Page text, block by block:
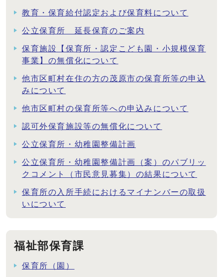
教育・保育給付認定および保育料について
公立保育所 延長保育のご案内
保育施設【保育所・認定こども園・小規模保育
事業】の無償化について
他市区町村在住の方の茂原市の保育所等の申込
みについて
他市区町村の保育所等への申込みについて
認可外保育施設等の無償化について
公立保育所・幼稚園整備計画
公立保育所・幼稚園整備計画（案）のパブリッ
クコメント（市民意見募集）の結果について
保育所の入所手続におけるマイナンバーの取扱
いについて
福祉部保育課
保育所（園）